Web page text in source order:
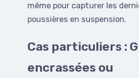
même pour capturer les
poussières en suspension.
Cas particuliers :
encrassées ou